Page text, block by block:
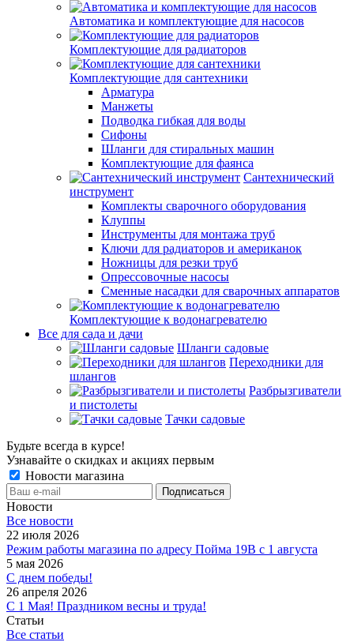
Автоматика и комплектующие для насосов
Комплектующие для радиаторов
Комплектующие для сантехники
Арматура
Манжеты
Подводка гибкая для воды
Сифоны
Шланги для стиральных машин
Комплектующие для фаянса
Сантехнический
инструмент
Комплекты сварочного оборудования
Клуппы
Инструменты для монтажа труб
Ключи для радиаторов и американок
Ножницы для резки труб
Опрессовочные насосы
Сменные насадки для сварочных аппаратов
Комплектующие к водонагревателю
Все для сада и дачи
Шланги садовые
Переходники для
шлангов
Разбрызгиватели
и пистолеты
Тачки садовые
Будьте всегда в курсе!
Узнавайте о скидках и акциях первым
Новости магазина
Новости
Все новости
22 июля 2026
Режим работы магазина по адресу Пойма 19В с 1 августа
5 мая 2026
С днем победы!
26 апреля 2026
С 1 Мая! Праздником весны и труда!
Статьи
Все статьи